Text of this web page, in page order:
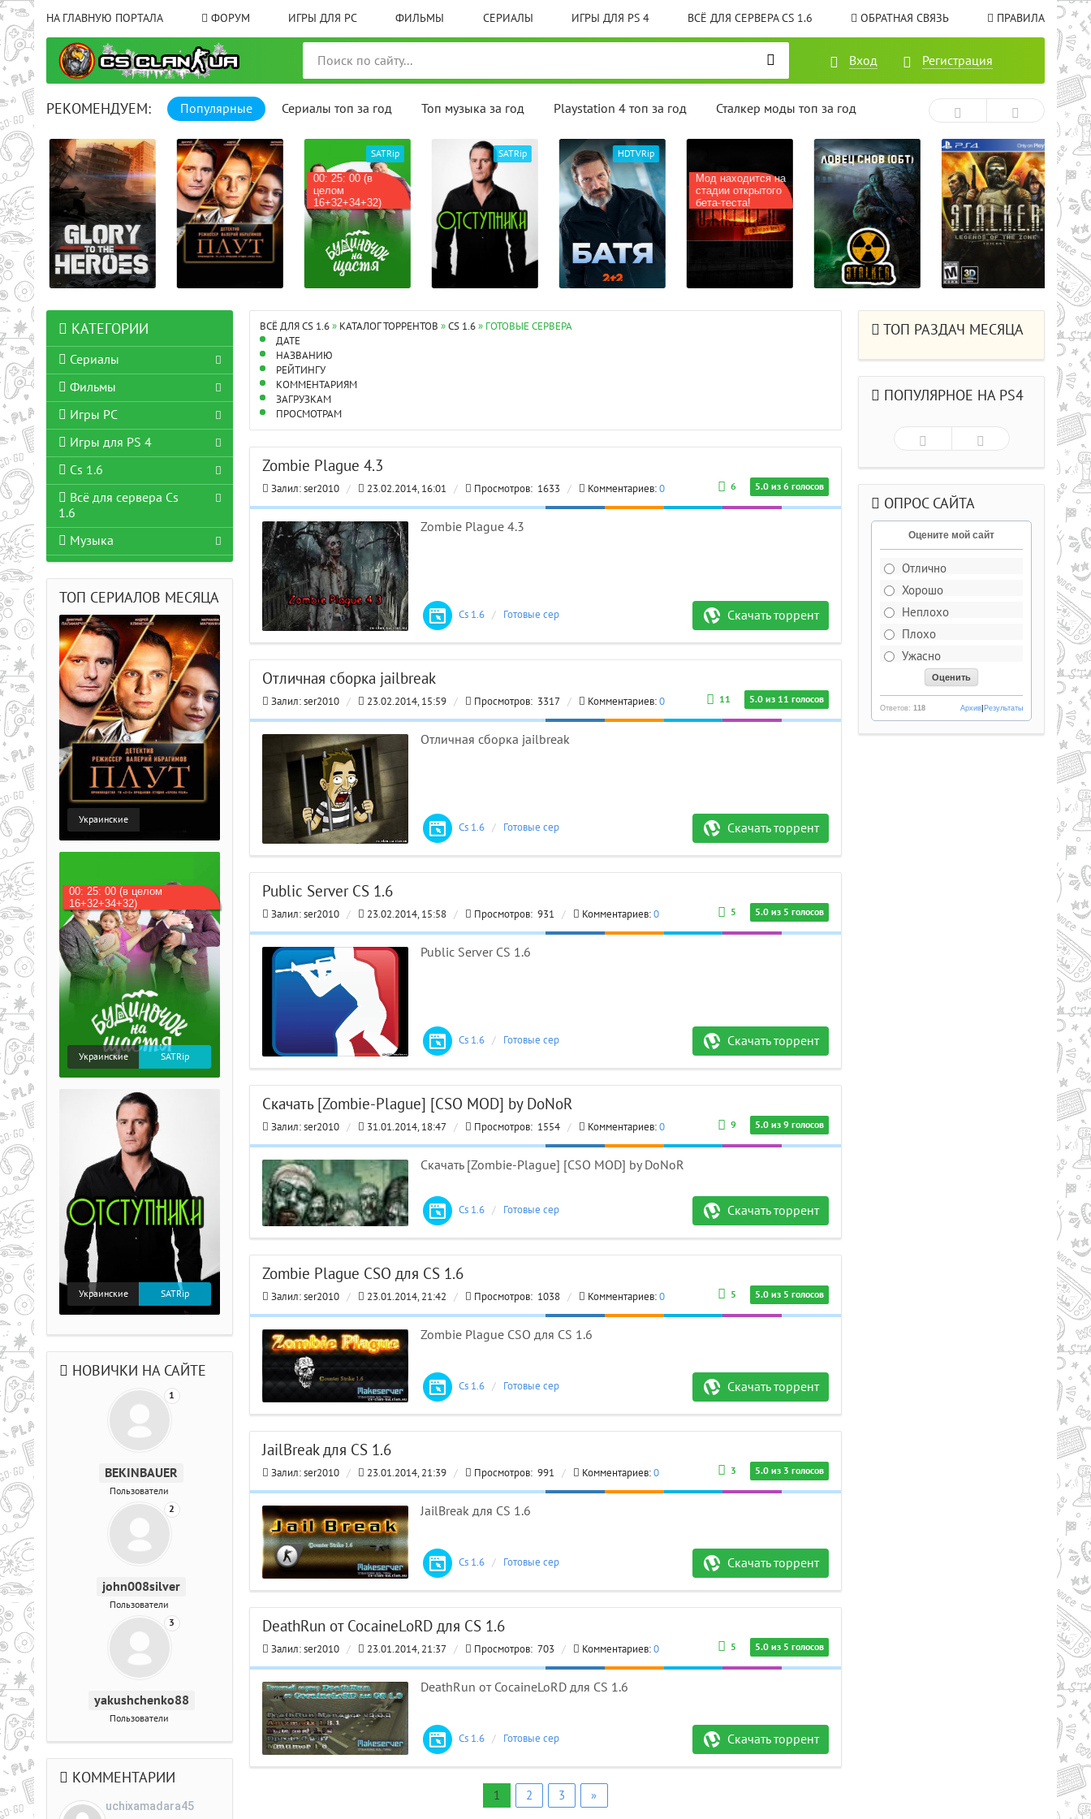
НА ГЛАВНУЮ ПОРТАЛА ФОРУМ ИГРЫ ДЛЯ PC ФИЛЬМЫ СЕРИАЛЫ ИГРЫ ДЛЯ PS 4 ВСЁ ДЛЯ СЕРВЕРА CS 1.6 ОБРАТНАЯ СВЯЗЬ ПРАВИЛА
Вход Регистрация
РЕКОМЕНДУЕМ: Популярные Сериалы топ за год Топ музыка за год Playstation 4 топ за год Сталкер моды топ за год
00: 25: 00 (в
целом
16+32+34+32)
SATRip SATRip HDTVRip
Мод находится на
стадии открытого
бета-теста!
ВСЁ ДЛЯ CS 1.6» КАТАЛОГ ТОРРЕНТОВ »CS 1.6» ГОТОВЫЕ СЕРВЕРА
ДАТЕ
НАЗВАНИЮ
РЕЙТИНГУ
КОММЕНТАРИЯМ
ЗАГРУЗКАМ
ПРОСМОТРАМ
Zombie Plague 4.3
5.0 из 6 голосов
6
Залил:ser2010 / 23.02.2014, 16:01 / Просмотров: 1633 / Комментариев:0
Zombie Plague 4.3
Скачать торрент
Cs 1.6 / Готовые сервера
Отличная сборка jailbreak
5.0 из 11 голосов
11
Залил:ser2010 / 23.02.2014, 15:59 / Просмотров: 3317 / Комментариев:0
Отличная сборка jailbreak
Скачать торрент
Cs 1.6 / Готовые сервера
Public Server CS 1.6
5.0 из 5 голосов
5
Залил:ser2010 / 23.02.2014, 15:58 / Просмотров: 931 / Комментариев:0
Public Server CS 1.6
Скачать торрент
Cs 1.6 / Готовые сервера
Скачать [Zombie-Plague] [CSO MOD] by DoNoR
5.0 из 9 голосов
9
Залил:ser2010 / 31.01.2014, 18:47 / Просмотров: 1554 / Комментариев:0
Скачать [Zombie-Plague] [CSO MOD] by DoNoR
Скачать торрент
Cs 1.6 / Готовые сервера
Zombie Plague CSO для CS 1.6
5.0 из 5 голосов
5
Залил:ser2010 / 23.01.2014, 21:42 / Просмотров: 1038 / Комментариев:0
Zombie Plague CSO для CS 1.6
Скачать торрент
Cs 1.6 / Готовые сервера
JailBreak для CS 1.6
5.0 из 3 голосов
3
Залил:ser2010 / 23.01.2014, 21:39 / Просмотров: 991 / Комментариев:0
JailBreak для CS 1.6
Скачать торрент
Cs 1.6 / Готовые сервера
DeathRun от CocaineLoRD для CS 1.6
5.0 из 5 голосов
5
Залил:ser2010 / 23.01.2014, 21:37 / Просмотров: 703 / Комментариев:0
DeathRun от CocaineLoRD для CS 1.6
Скачать торрент
Cs 1.6 / Готовые сервера
1 2 3 »
КАТЕГОРИИ
Сериалы
Фильмы
Игры PC
Игры для PS 4
Cs 1.6
Всё для сервера Cs
1.6
Музыка
ТОП СЕРИАЛОВ МЕСЯЦА
Украинские
00: 25: 00 (в целом
16+32+34+32)
Украинские SATRip
Украинские SATRip
НОВИЧКИ НА САЙТЕ
1
BEKINBAUER
Пользователи
2
john008silver
Пользователи
3
yakushchenko88
Пользователи
КОММЕНТАРИИ
uchixamadara45
ТОП РАЗДАЧ МЕСЯЦА
ПОПУЛЯРНОЕ НА PS4
5.0/из 5
Рейтинг
SKULL AND BONES (2024) PC |
Рейтинг
GLORY TO THE HEROES! (2024) PC
ОПРОС САЙТА
Оцените мой сайт
Отлично
Хорошо
Неплохо
Плохо
Ужасно
Ответов:118 Результаты
|
Архив